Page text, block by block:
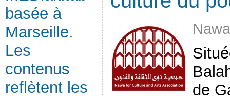
basée à
Marseille.
Les
contenus
reflètent les
de